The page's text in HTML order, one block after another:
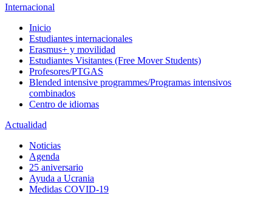
Internacional
Inicio
Estudiantes internacionales
Erasmus+ y movilidad
Estudiantes Visitantes (Free Mover Students)
Profesores/PTGAS
Blended intensive programmes/Programas intensivos
combinados
Centro de idiomas
Actualidad
Noticias
Agenda
25 aniversario
Ayuda a Ucrania
Medidas COVID-19